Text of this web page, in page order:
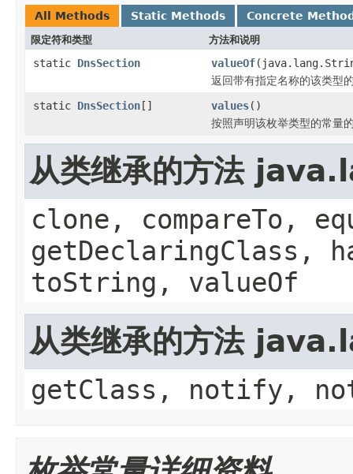
All Methods Static Methods Concrete
限定符和类型 方法和说明
static DnsSection valueOf
返回带有指定名称的该类型
static DnsSection[] values()
按照声明该枚举类型的常量
从类继承的方法
clone, compareTo,
getDeclaringClass,
toString, valueOf
从类继承的方法
getClass, notify,